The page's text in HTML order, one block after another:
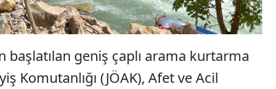
başlatılan geniş çaplı arama kurtarma
Komutanlığı (JÖAK), Afet ve Acil